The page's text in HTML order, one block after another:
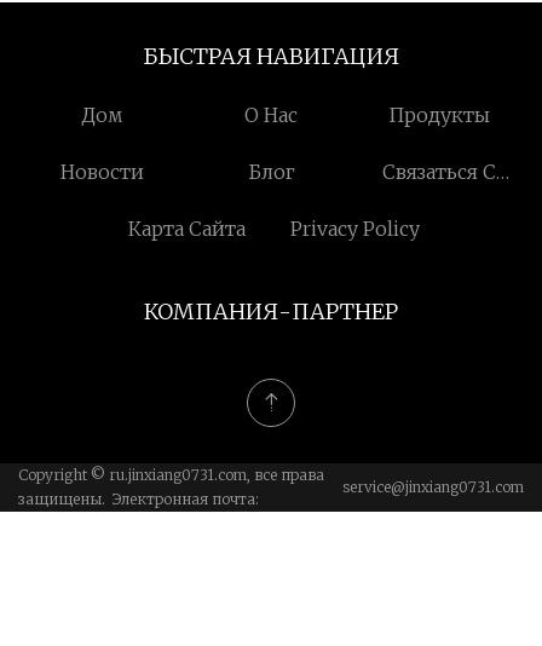
БЫСТРАЯ НАВИГАЦИЯ
Дом О Нас Продукты
Новости Блог
Связаться С
Карта Сайта
Privacy Policy
КОМПАНИЯ-ПАРТНЕР
Copyright © ru.jinxiang0731.com, все права
защищены. Электронная почта:
service@jinxiang0731.com